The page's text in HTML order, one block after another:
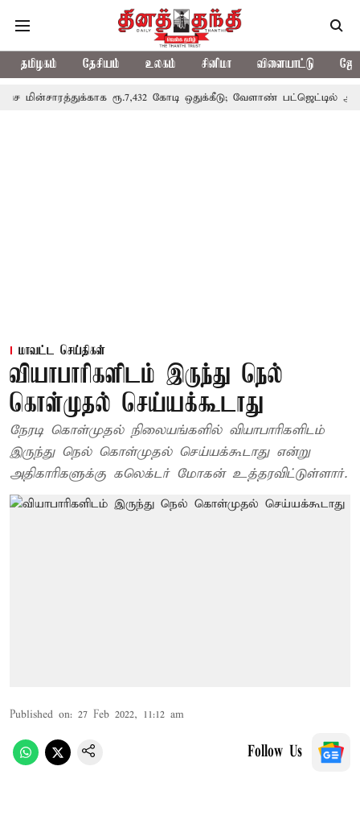
தமிழகம் தேசியம் உலகம் சினிமா விளையாட்டு
ரூ.7,432 கோடி ஒதுக்கீடு; வேளாண் பட்ஜெட்டில் அறிவிப்பு
மாவட்ட செய்திகள்
வியாபாரிகளிடம் இருந்து நெல்
கொள்முதல் செய்யக்கூடாது
நேரடி கொள்முதல் நிலையங்களில் வியாபாரிகளிடம்
இருந்து நெல் கொள்முதல் செய்யக்கூடாது என்று
அதிகாரிகளுக்கு கலெக்டர் மோகன் உத்தரவிட்டுள்ளார்.
Published on: 27 Feb 2022, 11:12 am
Follow Us